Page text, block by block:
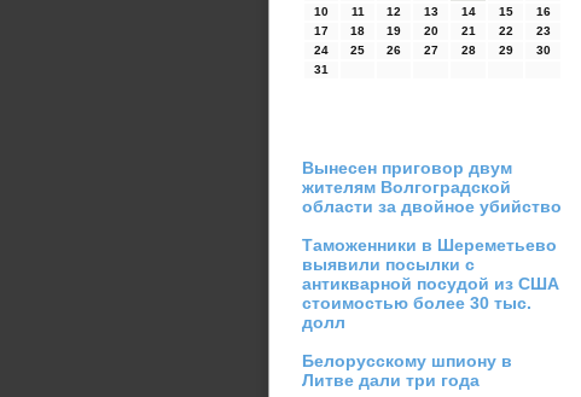
10
11 12 13 14 15
16
17
18 19 20 21 22
23
24
25 26 27 28 29
30
31
Вынесен приговор двум
жителям Волгоградской
области за двойное убийство
Таможенники в Шереметьево
выявили посылки с
антикварной посудой из США
стоимостью более 30 тыс.
долл
Белорусскому шпиону в
Литве дали три года